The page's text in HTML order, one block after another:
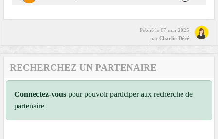
Publié le 07 mai 2025
par Charlie Déré
RECHERCHEZ UN PARTENAIRE
Connectez-vous pour pouvoir participer aux recherche de
partenaire.